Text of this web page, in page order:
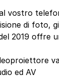
vostro
di foto,
2019 offre
ed AV